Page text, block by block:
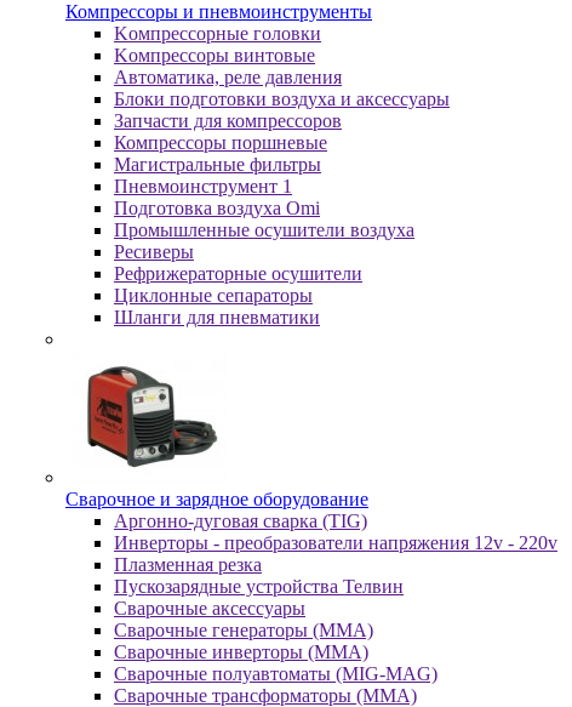
Компрессоры и пневмоинструменты
Koмпpeccopныe гoлoвки
Koмпpeccopы винтoвыe
Автоматика, реле давления
Блоки подготовки воздуха и аксессуары
Запчасти для компрессоров
Компрессоры поршневые
Магистральные фильтры
Пневмоинструмент 1
Подготовка воздуха Omi
Промышленные осушители воздуха
Ресиверы
Рефрижераторные осушители
Циклонные сепараторы
Шланги для пневматики
Cвapoчнoe и зарядное оборудование
Аргонно-дуговая сварка (TIG)
Инверторы - преобразователи напряжения 12v - 220v
Плазменная резка
Пускозарядные устройства Телвин
Сварочные аксессуары
Сварочные генераторы (MMA)
Сварочные инверторы (MMA)
Сварочные полуавтоматы (MIG-MAG)
Сварочные трансформаторы (MMA)